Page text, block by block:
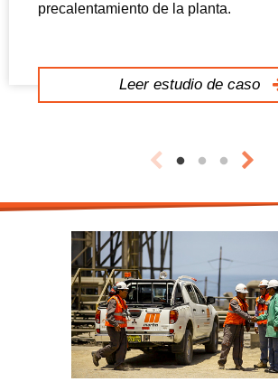
precalentamiento de la planta.
Leer estudio de caso